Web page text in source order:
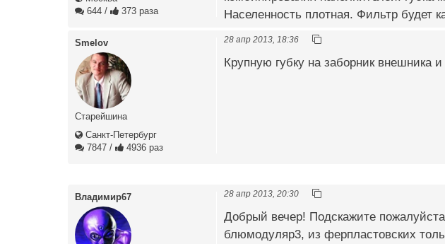
644 / 373 раза
Населенность плотная. Фильтр будет
Smelov
Старейшина
Санкт-Петербург
7847 / 4936 раз
28 апр 2013, 18:36
Крупную губку на заборник внешника
Владимир67 28 апр 2013, 20:30
Добрый вечер! Подскажите
блюмодуляр3, из ферпластовских